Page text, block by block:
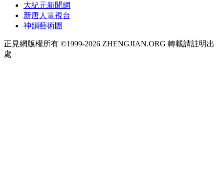
大紀元新聞網
新唐人電視台
神韻藝術團
正見網版權所有 ©1999-2026 ZHENGJIAN.ORG 轉載請註明出
處